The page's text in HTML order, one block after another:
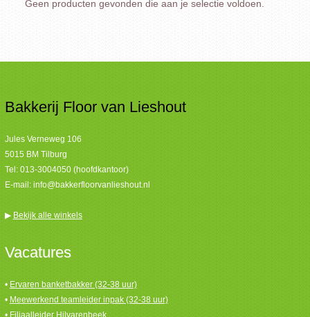
Geen producten gevonden die aan je selectie voldoen.
Bakkerij Floor van Lieshout
Jules Verneweg 106
5015 BM Tilburg
Tel: 013-3004050 (hoofdkantoor)
E-mail: info@bakkerfloorvanlieshout.nl
▶ Bekijk alle winkels
Vacatures
• Ervaren banketbakker (32-38 uur)
• Meewerkend teamleider inpak (32-38 uur)